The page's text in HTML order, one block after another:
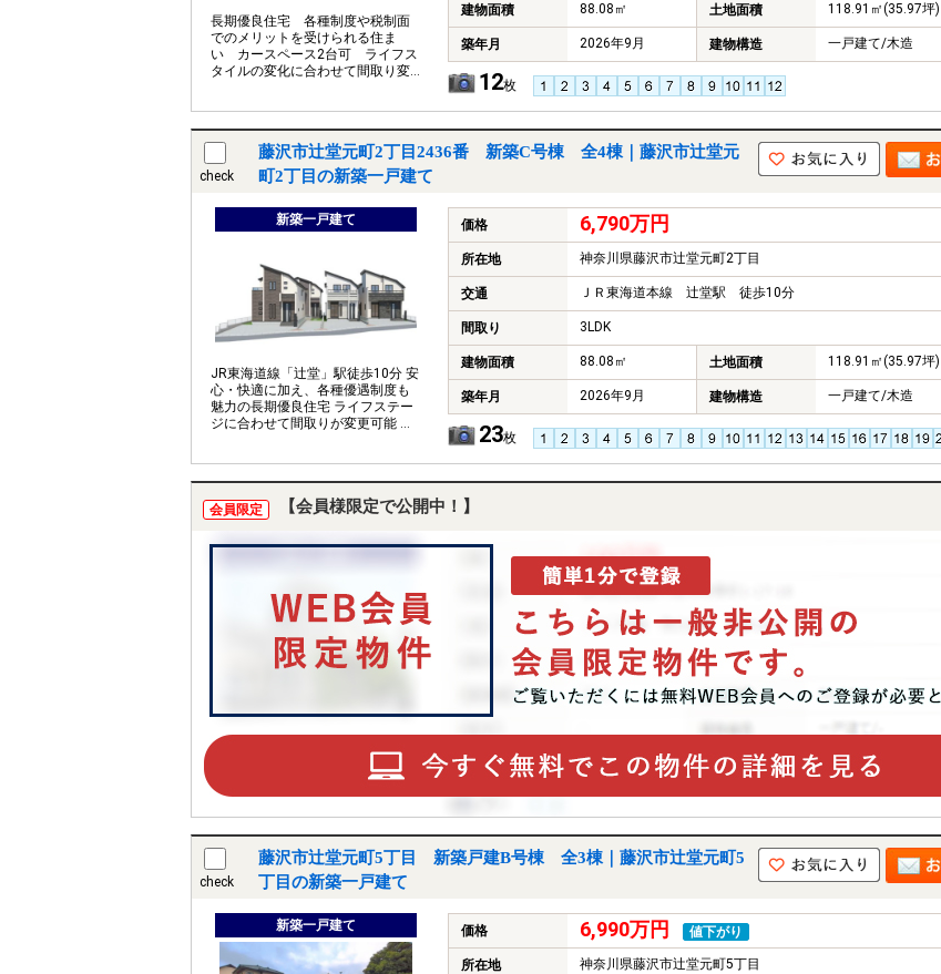
長期優良住宅 各種制度や税制面
でのメリットを受けられる住ま
い カースペース2台可 ライフス
タイルの変化に合わせて間取り変
建物面積 88.08㎡ 土地面積 118.91㎡(35.97坪)
築年月 2026年9月 建物構造 一戸建て/木造
12枚
check
藤沢市辻堂元町2丁目2436番 新築C号棟 全4棟｜藤沢市辻堂元
町2丁目の新築一戸建て
新築一戸建て
JR東海道線「辻堂」駅徒歩10分 安
心・快適に加え、各種優遇制度も
魅力の長期優良住宅 ライフステー
ジに合わせて間取りが変更可能 カ
価格 6,790万円
所在地 神奈川県藤沢市辻堂元町2丁目
交通 ＪＲ東海道本線 辻堂駅 徒歩10分
間取り 3LDK
建物面積 88.08㎡ 土地面積 118.91㎡(35.97坪)
築年月 2026年9月 建物構造 一戸建て/木造
23枚
会員限定 【会員様限定で公開中！】
check
藤沢市辻堂元町5丁目 新築戸建B号棟 全3棟｜藤沢市辻堂元町5
丁目の新築一戸建て
新築一戸建て 価格 6,990万円 値下がり
所在地 神奈川県藤沢市辻堂元町5丁目